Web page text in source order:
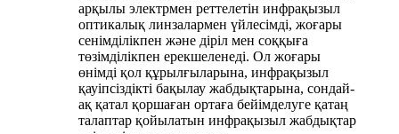
арқылы электрмен реттелетін инфрақызыл
оптикалық линзалармен үйлесімді, жоғары
сенімділікпен және діріл мен соққыға
төзімділікпен ерекшеленеді. Ол жоғары
өнімді қол құрылғыларына, инфрақызыл
қауіпсіздікті бақылау жабдықтарына, сондай-
ақ қатал қоршаған ортаға бейімделуге қатаң
талаптар қойылатын инфрақызыл жабдықтар